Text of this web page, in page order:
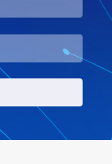
产线
能
吨